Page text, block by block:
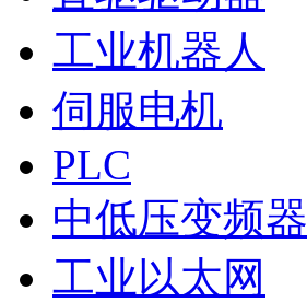
工业机器人
伺服电机
PLC
中低压变频器
工业以太网